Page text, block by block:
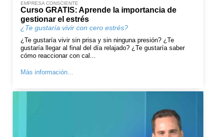
EMPRESA CONSCIENTE
Curso GRATIS: Aprende la importancia de
gestionar el estrés
¿Te gustaría vivir con cero estrés?
¿Te gustaría vivir sin prisa y sin ninguna presión? ¿Te
gustaría llegar al final del día relajado? ¿Te gustaría saber
cómo reaccionar con cal...
Más información...